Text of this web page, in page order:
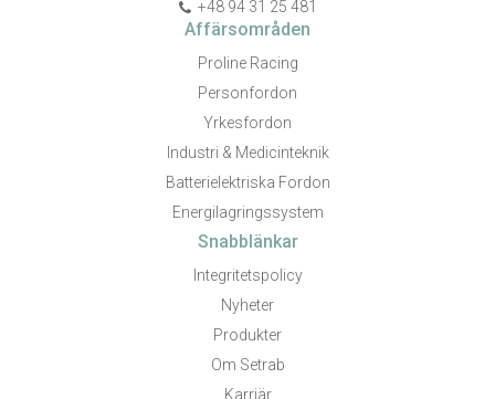
+48 94 31 25 481
Affärsområden
Proline Racing
Personfordon
Yrkesfordon
Industri & Medicinteknik
Batterielektriska Fordon
Energilagringssystem
Snabblänkar
Integritetspolicy
Nyheter
Produkter
Om Setrab
Karriär